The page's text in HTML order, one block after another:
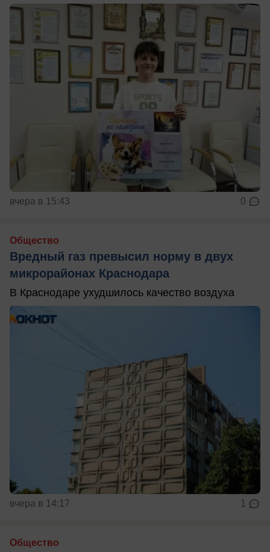
вчера в 15:43 0
Общество
Вредный газ превысил норму в двух
микрорайонах Краснодара
В Краснодаре ухудшилось качество воздуха
вчера в 14:17 1
Общество